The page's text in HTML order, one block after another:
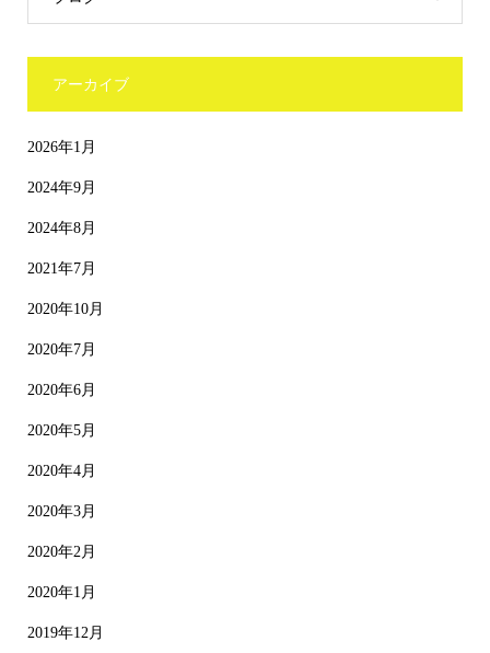
アーカイブ
2026年1月
2024年9月
2024年8月
2021年7月
2020年10月
2020年7月
2020年6月
2020年5月
2020年4月
2020年3月
2020年2月
2020年1月
2019年12月